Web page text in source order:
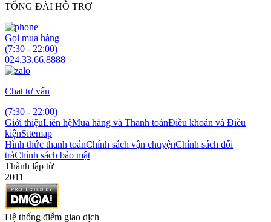
TỔNG ĐÀI HỖ TRỢ
Gọi mua hàng
(7:30 - 22:00)
024.33.66.8888
Chat tư vấn
(7:30 - 22:00)
Giới thiệuLiên hệMua hàng và Thanh toánĐiều khoản và Điều
kiệnSitemap
Hình thức thanh toánChính sách vận chuyệnChính sách đổi
trảChính sách bảo mật
Thành lập từ
2011
Hệ thống điểm giao dịch